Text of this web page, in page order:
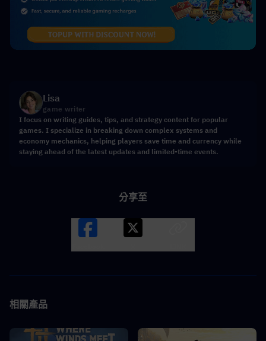
Lisa
game writer
I focus on writing guides, tips, and strategy content for popular
games. I specialize in breaking down complex systems and
economy mechanics, helping players save time and currency while
staying ahead of the latest updates and limited-time events.
分享至
相關產品